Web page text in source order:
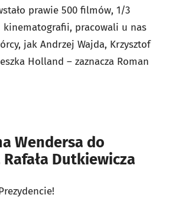
prawie 500 filmów, 1/3
pracowali u nas
jak Andrzej Wajda, Krzysztof
Holland – zaznacza Roman
Wendersa do
Dutkiewicza